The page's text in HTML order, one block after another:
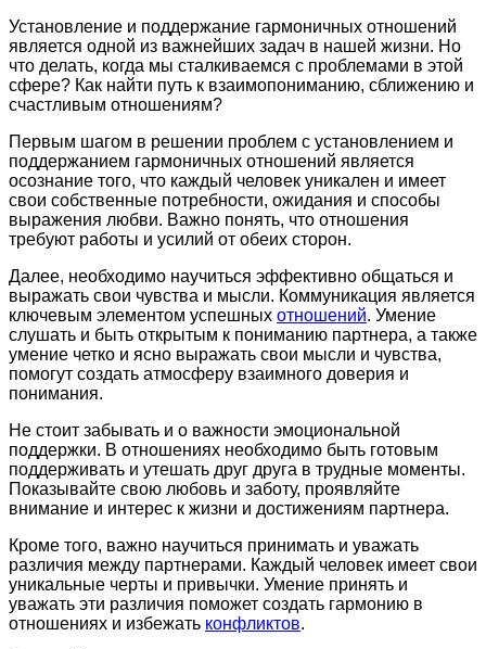
Установление и поддержание гармоничных отношений
является одной из важнейших задач в нашей жизни. Но
что делать, когда мы сталкиваемся с проблемами в этой
сфере? Как найти путь к взаимопониманию, сближению и
счастливым отношениям?
Первым шагом в решении проблем с установлением и
поддержанием гармоничных отношений является
осознание того, что каждый человек уникален и имеет
свои собственные потребности, ожидания и способы
выражения любви. Важно понять, что отношения
требуют работы и усилий от обеих сторон.
Далее, необходимо научиться эффективно общаться и
выражать свои чувства и мысли. Коммуникация является
ключевым элементом успешных отношений. Умение
слушать и быть открытым к пониманию партнера, а также
умение четко и ясно выражать свои мысли и чувства,
помогут создать атмосферу взаимного доверия и
понимания.
Не стоит забывать и о важности эмоциональной
поддержки. В отношениях необходимо быть готовым
поддерживать и утешать друг друга в трудные моменты.
Показывайте свою любовь и заботу, проявляйте
внимание и интерес к жизни и достижениям партнера.
Кроме того, важно научиться принимать и уважать
различия между партнерами. Каждый человек имеет свои
уникальные черты и привычки. Умение принять и
уважать эти различия поможет создать гармонию в
отношениях и избежать конфликтов.